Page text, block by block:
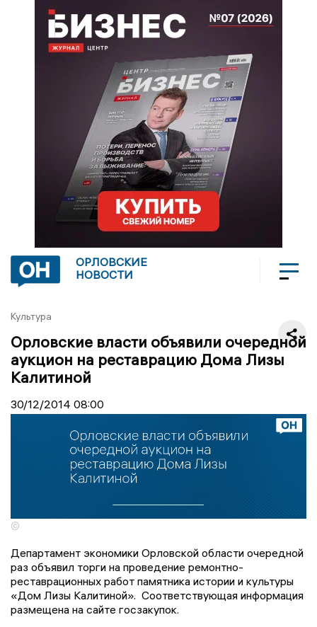
ОРЛОВСКИЕ
НОВОСТИ
Культура
Орловские власти объявили очередной
аукцион на реставрацию Дома Лизы
Калитиной
30/12/2014 08:00
©
Департамент экономики Орловской области очередной
раз объявил торги на проведение ремонтно-
реставрационных работ памятника истории и культуры
«Дом Лизы Калитиной». Соответствующая информация
размещена на сайте госзакупок.